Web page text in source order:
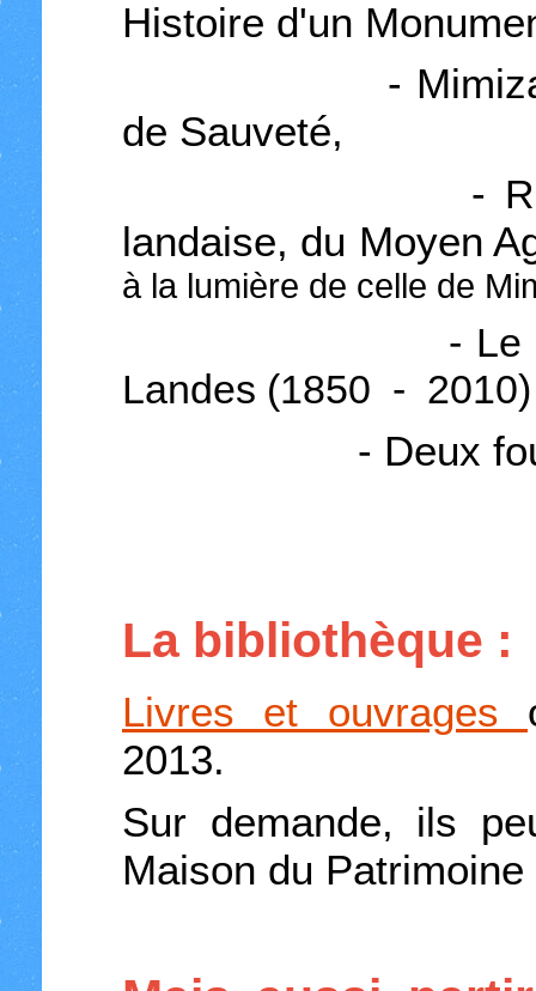
Histoire d'un
- Mimizan.
de
-
landaise, du Moyen
à la lumière de celle de
- Le vitrail
Landes (1850 - 2010)
- Deux fours
La bibliothèque :
Livres et ouvrages
2013.
Sur demande, ils
Maison du